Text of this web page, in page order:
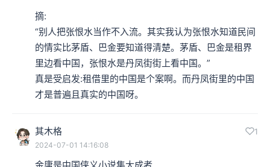
摘:
“别人把张恨水当作不入流。其实我认为张恨水知道民间
的情实比茅盾、巴金要知道得清楚。茅盾、巴金是租界
里边看中国，张恨水是丹凤街街上看中国。”
真是受启发:租借里的中国是个案啊。而丹凤街里的中国
才是普遍且真实的中国呀。
其木格 1
2024-07-01 14:16:08
金庸是中国侠义小说集大成者